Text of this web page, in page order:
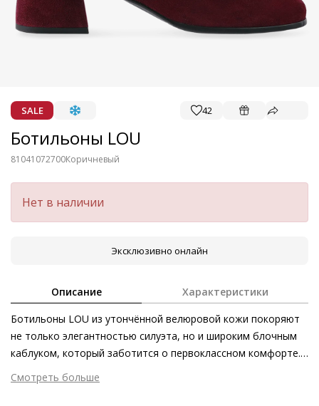
SALE 42
Ботильоны LOU
81041072700Коричневый
Нет в наличии
Эксклюзивно онлайн
Описание Характеристики
Ботильоны LOU из утончённой велюровой кожи покоряют
не только элегантностью силуэта, но и широким блочным
каблуком, который заботится о первоклассном комфорте.
Уютное тепло обеспечивает мягкая фланелевая подкладка.
В приоритете также остаются этичность, экологичность и
Смотреть больше